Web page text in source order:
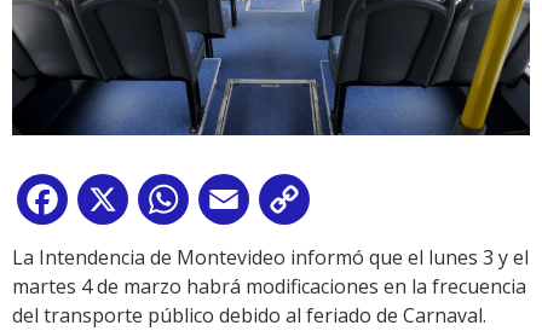
Facebook
X WhatsApp
Email
Link
La Intendencia de Montevideo informó que el lunes 3 y el
martes 4 de marzo habrá modificaciones en la frecuencia
del transporte público debido al feriado de Carnaval.